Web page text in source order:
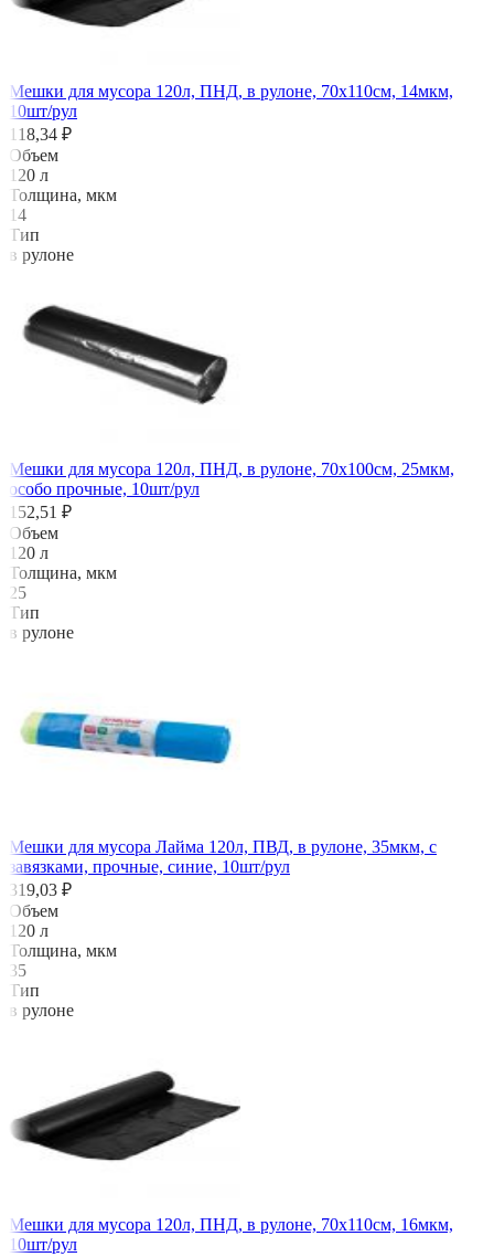
Мешки для мусора 120л, ПНД, в рулоне, 70х110см, 14мкм,
10шт/рул
118,34 ₽
Объем
120 л
Толщина, мкм
14
Тип
в рулоне
Мешки для мусора 120л, ПНД, в рулоне, 70х100см, 25мкм,
особо прочные, 10шт/рул
152,51 ₽
Объем
120 л
Толщина, мкм
25
Тип
в рулоне
Мешки для мусора Лайма 120л, ПВД, в рулоне, 35мкм, с
завязками, прочные, синие, 10шт/рул
319,03 ₽
Объем
120 л
Толщина, мкм
35
Тип
в рулоне
Мешки для мусора 120л, ПНД, в рулоне, 70х110см, 16мкм,
10шт/рул